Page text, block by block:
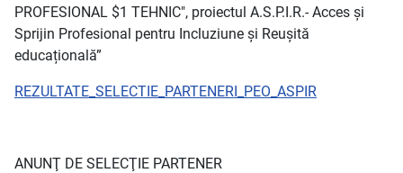
PROFESIONAL $1 TEHNIC", proiectul A.S.P.I.R.- Acces și
Sprijin Profesional pentru Incluziune și Reușită
educațională”
REZULTATE_SELECTIE_PARTENERI_PEO_ASPIR
ANUNŢ DE SELECŢIE PARTENER